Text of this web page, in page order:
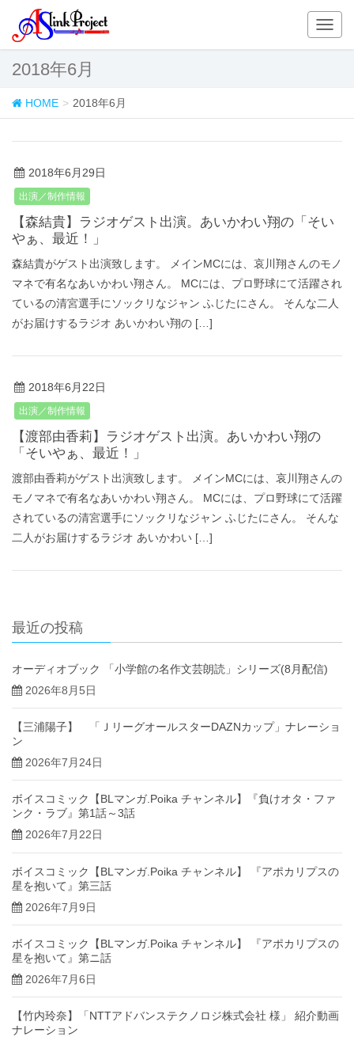
T
a
o
n
2018年6月
HOME 2018年6月
2018年6月29日
出演／制作情報
【森結貴】ラジオゲスト出演。あいかわい翔の「そい
やぁ、最近！」
森結貴がゲスト出演致します。 メインMCには、哀川翔さんのモノ
マネで有名なあいかわい翔さん。 MCには、プロ野球にて活躍され
ているの清宮選手にソックリなジャン ふじたにさん。 そんな二人
がお届けするラジオ あいかわい翔の […]
2018年6月22日
出演／制作情報
【渡部由香莉】ラジオゲスト出演。あいかわい翔の
「そいやぁ、最近！」
渡部由香莉がゲスト出演致します。 メインMCには、哀川翔さんの
モノマネで有名なあいかわい翔さん。 MCには、プロ野球にて活躍
されているの清宮選手にソックリなジャン ふじたにさん。 そんな
二人がお届けするラジオ あいかわい […]
最近の投稿
オーディオブック 「小学館の名作文芸朗読」シリーズ(8月配信)
2026年8月5日
【三浦陽子】 「ＪリーグオールスターDAZNカップ」ナレーショ
ン
2026年7月24日
ボイスコミック【BLマンガ.Poika チャンネル】『負けオタ・ファ
ンク・ラブ』第1話～3話
2026年7月22日
ボイスコミック【BLマンガ.Poika チャンネル】 『アポカリプスの
星を抱いて』第三話
2026年7月9日
ボイスコミック【BLマンガ.Poika チャンネル】 『アポカリプスの
星を抱いて』第ニ話
2026年7月6日
【竹内玲奈】「NTTアドバンステクノロジ株式会社 様」 紹介動画
ナレーション